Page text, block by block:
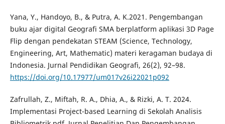
Yana, Y., Handoyo, B., & Putra, A. K.2021. Pengembangan
buku ajar digital Geografi SMA berplatform aplikasi 3D Page
Flip dengan pendekatan STEAM (Science, Technology,
Engineering, Art, Mathematic) materi keragaman budaya di
Indonesia. Jurnal Pendidikan Geografi, 26(2), 92–98.
https://doi.org/10.17977/um017v26i22021p092
Zafrullah, Z., Miftah, R. A., Dhia, A., & Rizki, A. T. 2024.
Implementasi Project-based Learning di Sekolah Analisis